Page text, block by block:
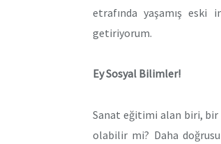
etrafında yaşamış eski
getiriyorum.
Ey Sosyal Bilimler!
Sanat eğitimi alan biri, bir
olabilir mi? Daha